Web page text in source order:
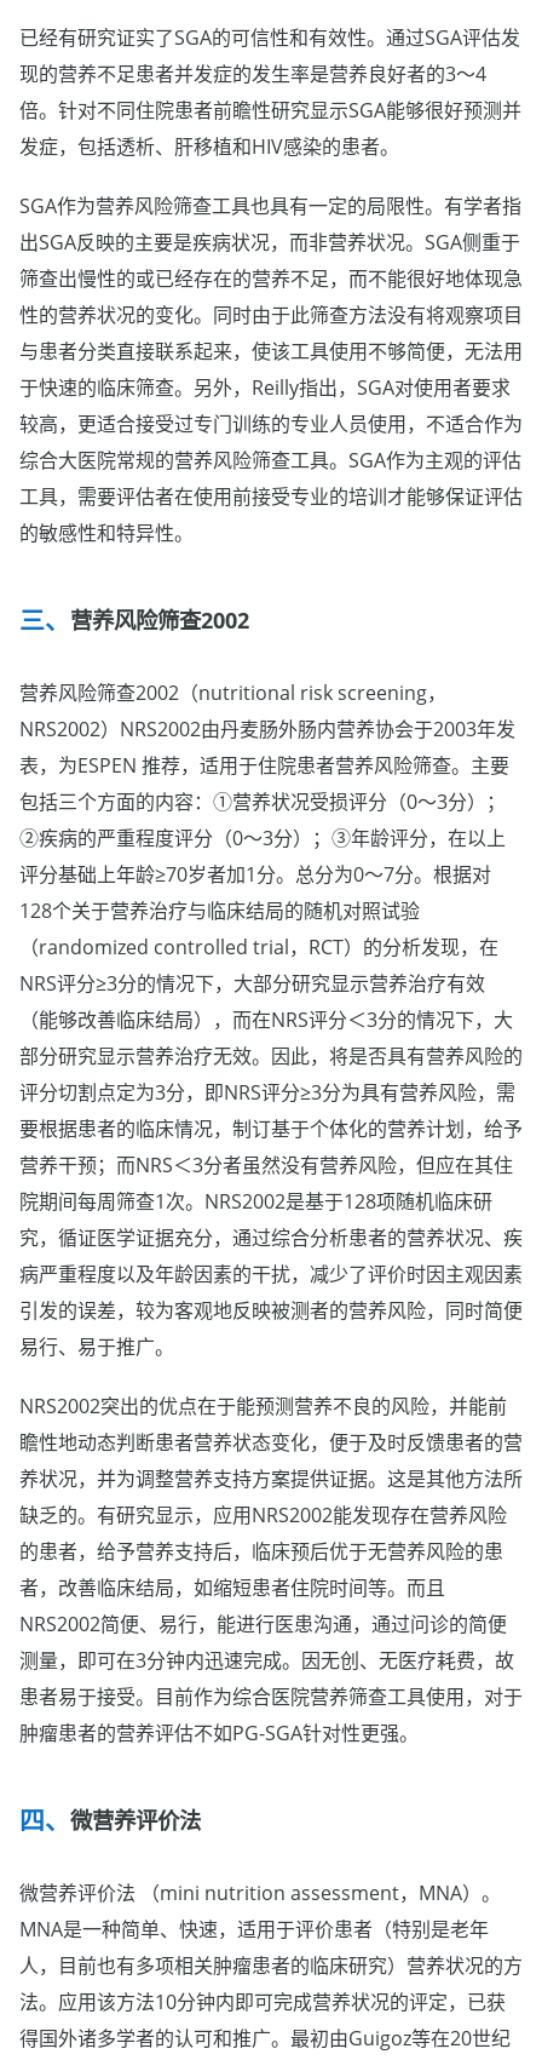
已经有研究证实了SGA的可信性和有效性。通过SGA评估发
现的营养不足患者并发症的发生率是营养良好者的3～4
倍。针对不同住院患者前瞻性研究显示SGA能够很好预测并
发症，包括透析、肝移植和HIV感染的患者。
SGA作为营养风险筛查工具也具有一定的局限性。有学者指
出SGA反映的主要是疾病状况，而非营养状况。SGA侧重于
筛查出慢性的或已经存在的营养不足，而不能很好地体现急
性的营养状况的变化。同时由于此筛查方法没有将观察项目
与患者分类直接联系起来，使该工具使用不够简便，无法用
于快速的临床筛查。另外，Reilly指出，SGA对使用者要求
较高，更适合接受过专门训练的专业人员使用，不适合作为
综合大医院常规的营养风险筛查工具。SGA作为主观的评估
工具，需要评估者在使用前接受专业的培训才能够保证评估
的敏感性和特异性。
营养风险筛查2002
营养风险筛查2002（nutritional risk screening，
NRS2002）NRS2002由丹麦肠外肠内营养协会于2003年发
表，为ESPEN 推荐，适用于住院患者营养风险筛查。主要
包括三个方面的内容：①营养状况受损评分（0～3分）；
②疾病的严重程度评分（0～3分）；③年龄评分，在以上
评分基础上年龄≥70岁者加1分。总分为0～7分。根据对
128个关于营养治疗与临床结局的随机对照试验
（randomized controlled trial，RCT）的分析发现，在
NRS评分≥3分的情况下，大部分研究显示营养治疗有效
（能够改善临床结局），而在NRS评分＜3分的情况下，大
部分研究显示营养治疗无效。因此，将是否具有营养风险的
评分切割点定为3分，即NRS评分≥3分为具有营养风险，需
要根据患者的临床情况，制订基于个体化的营养计划，给予
营养干预；而NRS＜3分者虽然没有营养风险，但应在其住
院期间每周筛查1次。NRS2002是基于128项随机临床研
究，循证医学证据充分，通过综合分析患者的营养状况、疾
病严重程度以及年龄因素的干扰，减少了评价时因主观因素
引发的误差，较为客观地反映被测者的营养风险，同时简便
易行、易于推广。
NRS2002突出的优点在于能预测营养不良的风险，并能前
瞻性地动态判断患者营养状态变化，便于及时反馈患者的营
养状况，并为调整营养支持方案提供证据。这是其他方法所
缺乏的。有研究显示，应用NRS2002能发现存在营养风险
的患者，给予营养支持后，临床预后优于无营养风险的患
者，改善临床结局，如缩短患者住院时间等。而且
NRS2002简便、易行，能进行医患沟通，通过问诊的简便
测量，即可在3分钟内迅速完成。因无创、无医疗耗费，故
患者易于接受。目前作为综合医院营养筛查工具使用，对于
肿瘤患者的营养评估不如PG-SGA针对性更强。
微营养评价法
微营养评价法 （mini nutrition assessment，MNA）。
MNA是一种简单、快速，适用于评价患者（特别是老年
人，目前也有多项相关肿瘤患者的临床研究）营养状况的方
法。应用该方法10分钟内即可完成营养状况的评定，已获
得国外诸多学者的认可和推广。最初由Guigoz等在20世纪